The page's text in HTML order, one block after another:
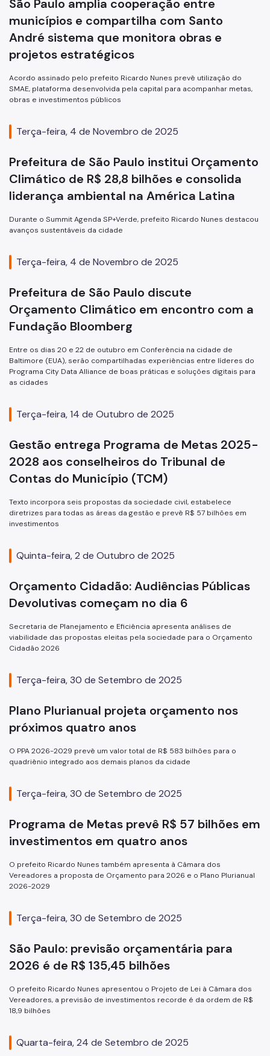
São Paulo amplia cooperação entre
municípios e compartilha com Santo
André sistema que monitora obras e
projetos estratégicos
Acordo assinado pelo prefeito Ricardo Nunes prevê utilização do
SMAE, plataforma desenvolvida pela capital para acompanhar metas,
obras e investimentos públicos
Terça-feira, 4 de Novembro de 2025
Prefeitura de São Paulo institui Orçamento
Climático de R$ 28,8 bilhões e consolida
liderança ambiental na América Latina
Durante o Summit Agenda SP+Verde, prefeito Ricardo Nunes destacou
avanços sustentáveis da cidade
Terça-feira, 4 de Novembro de 2025
Prefeitura de São Paulo discute
Orçamento Climático em encontro com a
Fundação Bloomberg
Entre os dias 20 e 22 de outubro em Conferência na cidade de
Baltimore (EUA), serão compartilhadas experiências entre líderes do
Programa City Data Alliance de boas práticas e soluções digitais para
as cidades
Terça-feira, 14 de Outubro de 2025
Gestão entrega Programa de Metas 2025-
2028 aos conselheiros do Tribunal de
Contas do Município (TCM)
Texto incorpora seis propostas da sociedade civil, estabelece
diretrizes para todas as áreas da gestão e prevê R$ 57 bilhões em
investimentos
Quinta-feira, 2 de Outubro de 2025
Orçamento Cidadão: Audiências Públicas
Devolutivas começam no dia 6
Secretaria de Planejamento e Eficiência apresenta análises de
viabilidade das propostas eleitas pela sociedade para o Orçamento
Cidadão 2026
Terça-feira, 30 de Setembro de 2025
Plano Plurianual projeta orçamento nos
próximos quatro anos
O PPA 2026-2029 prevê um valor total de R$ 583 bilhões para o
quadriênio integrado aos demais planos da cidade
Terça-feira, 30 de Setembro de 2025
Programa de Metas prevê R$ 57 bilhões em
investimentos em quatro anos
O prefeito Ricardo Nunes também apresenta à Câmara dos
Vereadores a proposta de Orçamento para 2026 e o Plano Plurianual
2026-2029
Terça-feira, 30 de Setembro de 2025
São Paulo: previsão orçamentária para
2026 é de R$ 135,45 bilhões
O prefeito Ricardo Nunes apresentou o Projeto de Lei à Câmara dos
Vereadores, a previsão de investimentos recorde é da ordem de R$
18,9 bilhões
Quarta-feira, 24 de Setembro de 2025